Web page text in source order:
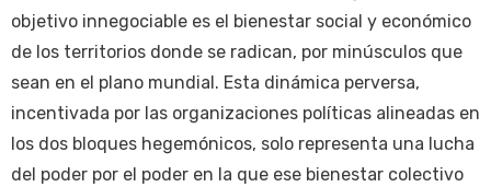
objetivo innegociable es el bienestar social y económico
de los territorios donde se radican, por minúsculos que
sean en el plano mundial. Esta dinámica perversa,
incentivada por las organizaciones políticas alineadas en
los dos bloques hegemónicos, solo representa una lucha
del poder por el poder en la que ese bienestar colectivo